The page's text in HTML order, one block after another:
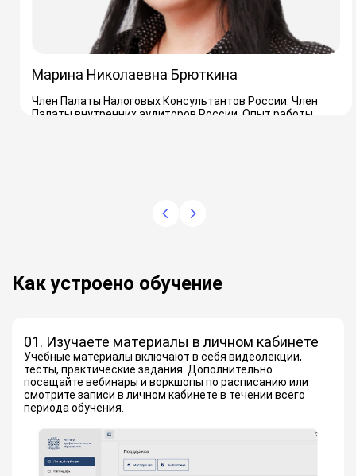
Марина Николаевна Брюткина
Член Палаты Налоговых Консультантов России. Член
Палаты внутренних аудиторов России. Опыт работы
Как устроено обучение
01. Изучаете материалы в личном кабинете
Учебные материалы включают в себя видеолекции,
тесты, практические задания. Дополнительно
посещайте вебинары и воркшопы по расписанию или
смотрите записи в личном кабинете в течении всего
периода обучения.